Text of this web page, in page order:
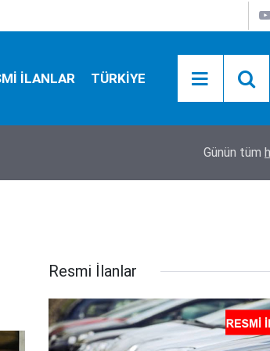
İLANLAR TÜRKİYE
İşte sakladıkları ve
Günün tüm
Resmi İlanlar